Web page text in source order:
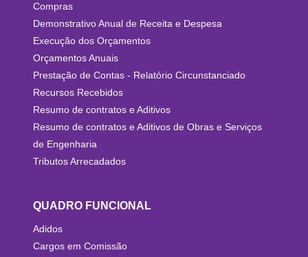
Compras
Demonstrativo Anual de Receita e Despesa
Execução dos Orçamentos
Orçamentos Anuais
Prestação de Contas - Relatório Circunstanciado
Recursos Recebidos
Resumo de contratos e Aditivos
Resumo de contratos e Aditivos de Obras e Serviços
de Engenharia
Tributos Arrecadados
QUADRO FUNCIONAL
Adidos
Cargos em Comissão